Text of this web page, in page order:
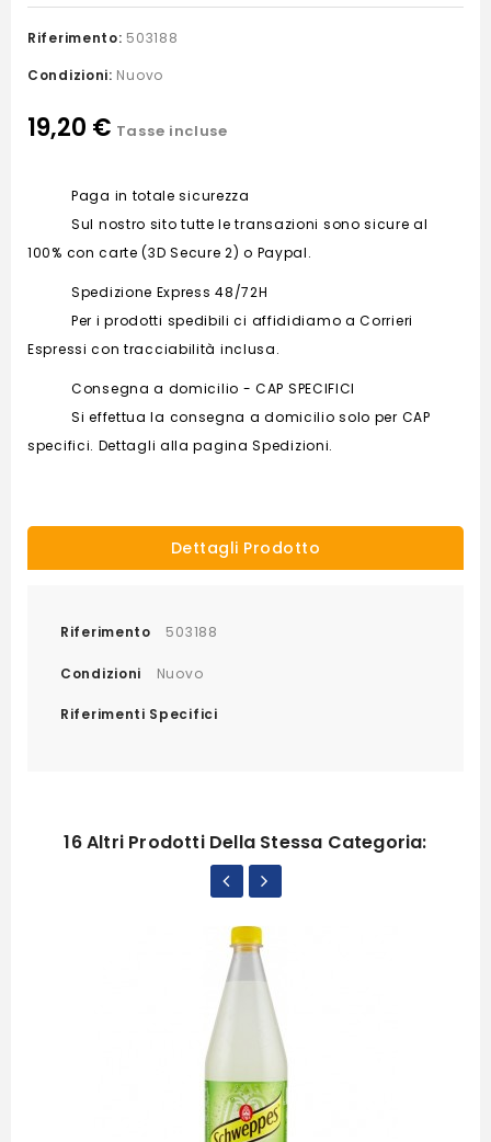
Riferimento: 503188
Condizioni: Nuovo
19,20 € Tasse incluse
Paga in totale sicurezza
Sul nostro sito tutte le transazioni sono sicure al
100% con carte (3D Secure 2) o Paypal.
Spedizione Express 48/72H
Per i prodotti spedibili ci affididiamo a Corrieri
Espressi con tracciabilità inclusa.
Consegna a domicilio - CAP SPECIFICI
Si effettua la consegna a domicilio solo per CAP
specifici. Dettagli alla pagina Spedizioni.
Dettagli Prodotto
Riferimento 503188
Condizioni Nuovo
Riferimenti Specifici
16 Altri Prodotti Della Stessa Categoria: